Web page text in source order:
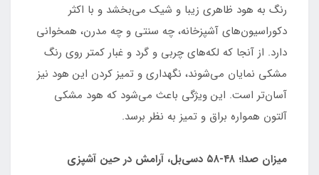
رنگ به هود ظاهری زیبا و شیک می‌بخشد و با اکثر
دکوراسیون‌های آشپزخانه، چه سنتی و چه مدرن، همخوانی
دارد. از آنجا که لکه‌های چربی و گرد و غبار کمتر روی رنگ
مشکی نمایان می‌شوند، نگهداری و تمیز کردن این هود نیز
آسان‌تر است. این ویژگی باعث می‌شود که هود مشکی
آلتون همواره براق و تمیز به نظر برسد.
میزان صدا؛ ۴۸-۵۸ دسی‌بل، آرامش در حین آشپزی